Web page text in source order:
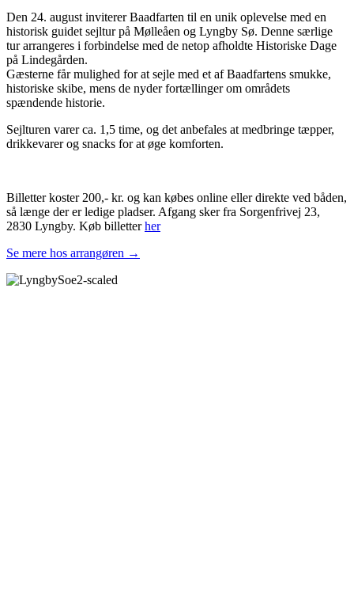
Den 24. august inviterer Baadfarten til en unik oplevelse med en
historisk guidet sejltur på Mølleåen og Lyngby Sø. Denne særlige
tur arrangeres i forbindelse med de netop afholdte Historiske Dage
på Lindegården.
Gæsterne får mulighed for at sejle med et af Baadfartens smukke,
historiske skibe, mens de nyder fortællinger om områdets
spændende historie.
Sejlturen varer ca. 1,5 time, og det anbefales at medbringe tæpper,
drikkevarer og snacks for at øge komforten.
Billetter koster 200,- kr. og kan købes online eller direkte ved båden,
så længe der er ledige pladser. Afgang sker fra Sorgenfrivej 23,
2830 Lyngby. Køb billetterher
Se mere hos arrangøren →